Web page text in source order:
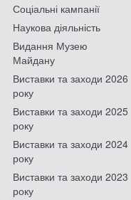
Соціальні кампанії
Наукова діяльність
Видання Музею
Майдану
Виставки та заходи 2026
року
Виставки та заходи 2025
року
Виставки та заходи 2024
року
Виставки та заходи 2023
року